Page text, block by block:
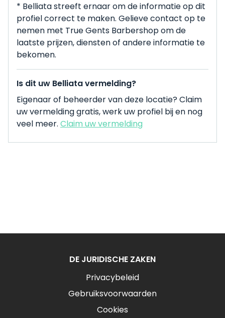
* Belliata streeft ernaar om de informatie op dit
profiel correct te maken. Gelieve contact op te
nemen met True Gents Barbershop om de
laatste prijzen, diensten of andere informatie te
bekomen.
Is dit uw Belliata vermelding?
Eigenaar of beheerder van deze locatie? Claim
uw vermelding gratis, werk uw profiel bij en nog
veel meer. Claim uw vermelding
DE JURIDISCHE ZAKEN
Privacybeleid
Gebruiksvoorwaarden
Cookies